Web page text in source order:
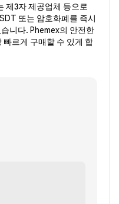
제3자 제공업체 등으로
또는 암호화폐를 즉시
니다. Phemex의 안전한
르게 구매할 수 있게 합